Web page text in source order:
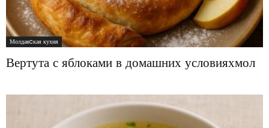
Молдавcкая кухня
Вертута с яблоками в домашних условияхмол